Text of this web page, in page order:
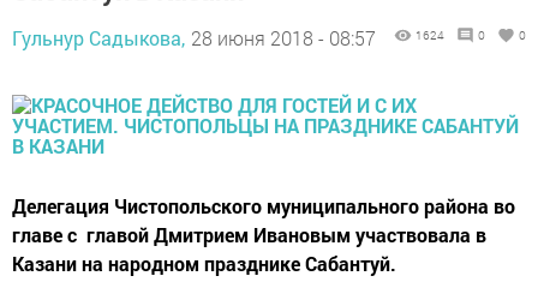
Гульнур Садыкова, 28 июня 2018 - 08:57 1624 0 0
Делегация Чистопольского муниципального района во
главе с главой Дмитрием Ивановым участвовала в
Казани на народном празднике Сабантуй.